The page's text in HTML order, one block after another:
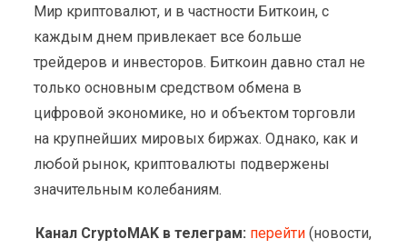
Мир криптовалют, и в частности Биткоин, с
каждым днем привлекает все больше
трейдеров и инвесторов. Биткоин давно стал не
только основным средством обмена в
цифровой экономике, но и объектом торговли
на крупнейших мировых биржах. Однако, как и
любой рынок, криптовалюты подвержены
значительным колебаниям.
Канал CryptoMAK в телеграм: перейти (новости,